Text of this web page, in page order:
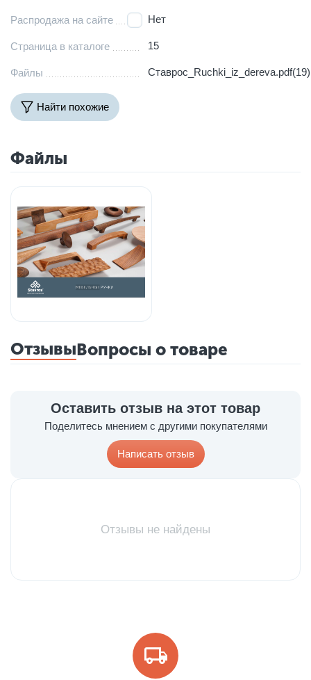
Распродажа на сайте Нет
Страница в каталоге 15
Файлы Ставрос_Ruchki_iz_dereva.pdf(19)
Найти похожие
Файлы
ОтзывыВопросы о товаре
Оставить отзыв на этот товар
Поделитесь мнением с другими покупателями
Написать отзыв
Отзывы не найдены